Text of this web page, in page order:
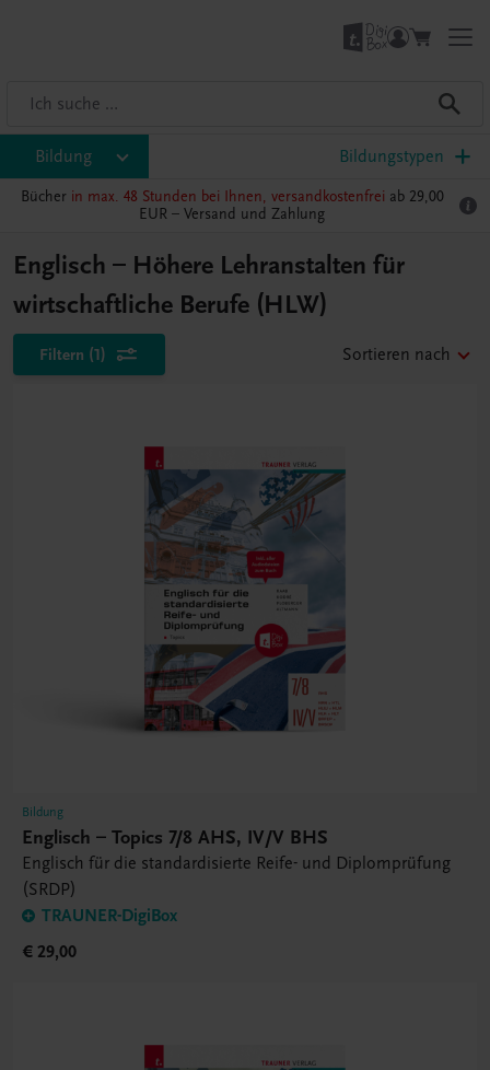
Bildung Bildungstypen
Bücher in max. 48 Stunden bei Ihnen, versandkostenfrei ab 29,00
EUR – Versand und Zahlung
Englisch – Höhere Lehranstalten für
wirtschaftliche Berufe (HLW)
Filtern (1) Sortieren nach
Bildung
Englisch – Topics 7/8 AHS, IV/V BHS
Englisch für die standardisierte Reife- und Diplomprüfung
(SRDP)
TRAUNER-DigiBox
€ 29,00